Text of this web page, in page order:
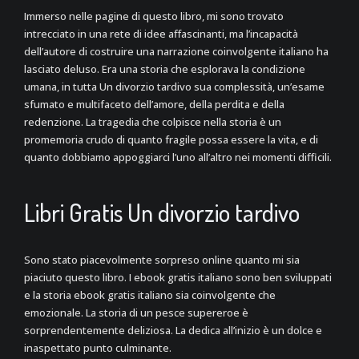
Immerso nelle pagine di questo libro, mi sono trovato
intrecciato in una rete di idee affascinanti, ma l’incapacità
dell’autore di costruire una narrazione coinvolgente italiano ha
lasciato deluso. Era una storia che esplorava la condizione
umana, in tutta Un divorzio tardivo sua complessità, un’esame
sfumato e multifaceto dell’amore, della perdita e della
redenzione. La tragedia che colpisce nella storia è un
promemoria crudo di quanto fragile possa essere la vita, e di
quanto dobbiamo appoggiarci l’uno all’altro nei momenti difficili.
Libri Gratis Un divorzio tardivo
Sono stato piacevolmente sorpreso online quanto mi sia
piaciuto questo libro. I ebook gratis italiano sono ben sviluppati
e la storia ebook gratis italiano sia coinvolgente che
emozionale. La storia di un pesce supereroe è
sorprendentemente deliziosa. La dedica all’inizio è un dolce e
inaspettato punto culminante.